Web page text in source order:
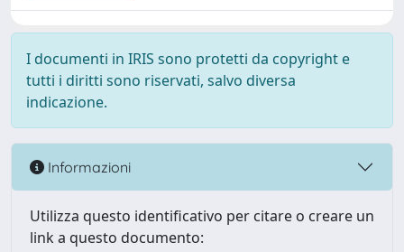
I documenti in IRIS sono protetti da copyright e
tutti i diritti sono riservati, salvo diversa
indicazione.
Informazioni
Utilizza questo identificativo per citare o creare un
link a questo documento: